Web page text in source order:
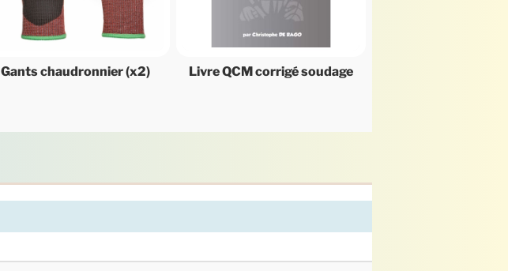
Gants chaudronnier (x2) Livre QCM corrigé soudage